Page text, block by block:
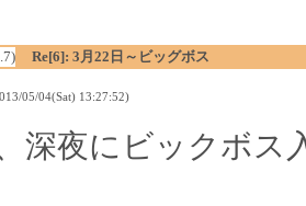
Re[6]: 3月22日～ビッグボス
05/04(Sat) 13:27:52)
深夜にビックボス